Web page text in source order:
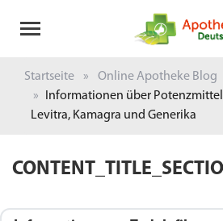
Startseite
Online Apotheke Blog
Informationen über Potenzmittel
Levitra, Kamagra und Generika